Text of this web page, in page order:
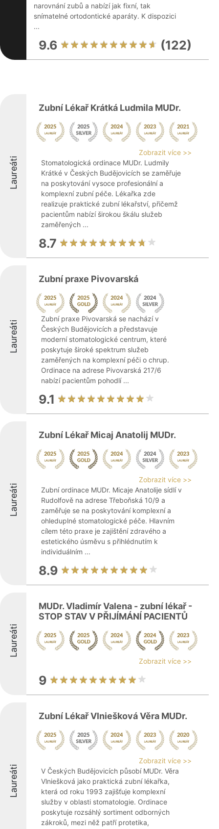
narovnání zubů a nabízí jak fixní, tak
snímatelné ortodontické aparáty. K dispozici
...
9.6 (122)
Laureáti
Zubní Lékař Krátká Ludmila MUDr.
Zobrazit více >>
Stomatologická ordinace MUDr. Ludmily
Krátké v Českých Budějovicích se zaměřuje
na poskytování vysoce profesionální a
komplexní zubní péče. Lékařka zde
realizuje praktické zubní lékařství, přičemž
pacientům nabízí širokou škálu služeb
zaměřených ...
8.7
Laureáti
Zubní praxe Pivovarská
Zubní praxe Pivovarská se nachází v
Českých Budějovicích a představuje
moderní stomatologické centrum, které
poskytuje široké spektrum služeb
zaměřených na komplexní péči o chrup.
Ordinace na adrese Pivovarská 217/6
nabízí pacientům pohodlí ...
9.1
Laureáti
Zubní Lékař Micaj Anatolij MUDr.
Zobrazit více >>
Zubní ordinace MUDr. Micaje Anatolije sídlí v
Rudolfově na adrese Třeboňská 10/9 a
zaměřuje se na poskytování komplexní a
ohleduplné stomatologické péče. Hlavním
cílem této praxe je zajištění zdravého a
estetického úsměvu s přihlédnutím k
individuálním ...
8.9
Laureáti
MUDr. Vladimír Valena - zubní lékař -
STOP STAV V PŘIJÍMÁNÍ PACIENTŮ
Zobrazit více >>
9
Laureáti
Zubní Lékař Vlniešková Věra MUDr.
Zobrazit více >>
V Českých Budějovicích působí MUDr. Věra
Vlniešková jako praktická zubní lékařka,
která od roku 1993 zajišťuje komplexní
služby v oblasti stomatologie. Ordinace
poskytuje rozsáhlý sortiment odborných
zákroků, mezi něž patří protetika,